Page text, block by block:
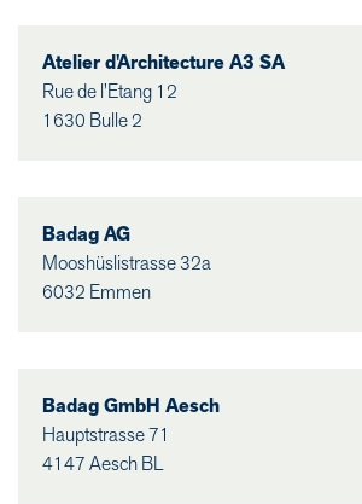
Atelier d'Architecture A3 SA
Rue de l'Etang 12
1630 Bulle 2
Badag AG
Mooshüslistrasse 32a
6032 Emmen
Badag GmbH Aesch
Hauptstrasse 71
4147 Aesch BL